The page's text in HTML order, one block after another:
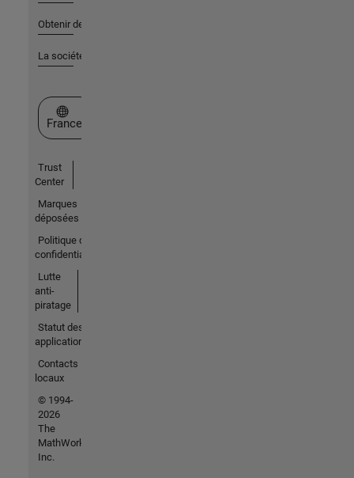
Obtenir de l'aide
La société
Sélectionner un site web
France
Trust
Center
Marques
déposées
Politique de
confidentialité
Lutte
anti-
piratage
Statut des
applications
Contacts
locaux
© 1994-
2026
The
MathWorks,
Inc.